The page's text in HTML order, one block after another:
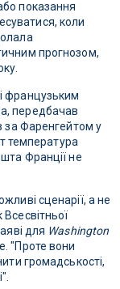
показання
коли
прогнозом,
французьким
передбачав
за Фаренгейтом у
температура
Франції не
сценарії, а не
для Washington
"Проте вони
громадськості,